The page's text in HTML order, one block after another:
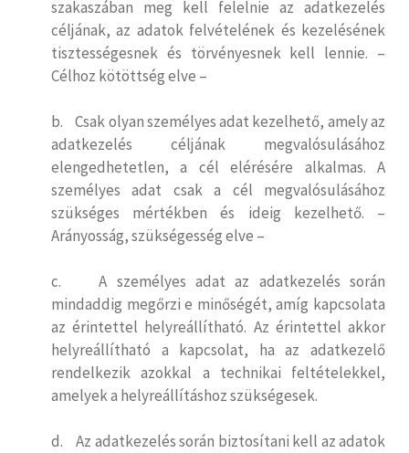
szakaszában meg kell felelnie az adatkezelés
céljának, az adatok felvételének és kezelésének
tisztességesnek és törvényesnek kell lennie. –
Célhoz kötöttség elve –
b. Csak olyan személyes adat kezelhető, amely az
adatkezelés céljának megvalósulásához
elengedhetetlen, a cél elérésére alkalmas. A
személyes adat csak a cél megvalósulásához
szükséges mértékben és ideig kezelhető. –
Arányosság, szükségesség elve –
c. A személyes adat az adatkezelés során
mindaddig megőrzi e minőségét, amíg kapcsolata
az érintettel helyreállítható. Az érintettel akkor
helyreállítható a kapcsolat, ha az adatkezelő
rendelkezik azokkal a technikai feltételekkel,
amelyek a helyreállításhoz szükségesek.
d. Az adatkezelés során biztosítani kell az adatok